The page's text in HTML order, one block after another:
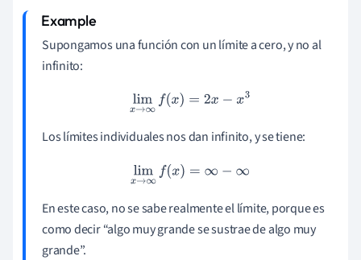
Supongamos una función con un límite a cero, y no al
infinito:
limx→∞f (x) =2x −x3
Los límites individuales nos dan infinito, y se tiene:
limx→∞ (x) =∞ −∞
En este caso, no se sabe realmente el límite, porque es
como decir “algo muy grande se sustrae de algo muy
grande”.